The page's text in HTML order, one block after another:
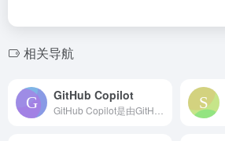
相关导航
GitHub Copilot